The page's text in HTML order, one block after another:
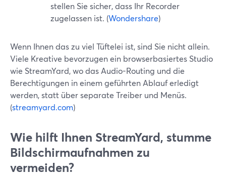
stellen Sie sicher, dass Ihr Recorder
zugelassen ist. (Wondershare)
Wenn Ihnen das zu viel Tüftelei ist, sind Sie nicht allein.
Viele Kreative bevorzugen ein browserbasiertes Studio
wie StreamYard, wo das Audio-Routing und die
Berechtigungen in einem geführten Ablauf erledigt
werden, statt über separate Treiber und Menüs.
(streamyard.com)
Wie hilft Ihnen StreamYard, stumme
Bildschirmaufnahmen zu
vermeiden?